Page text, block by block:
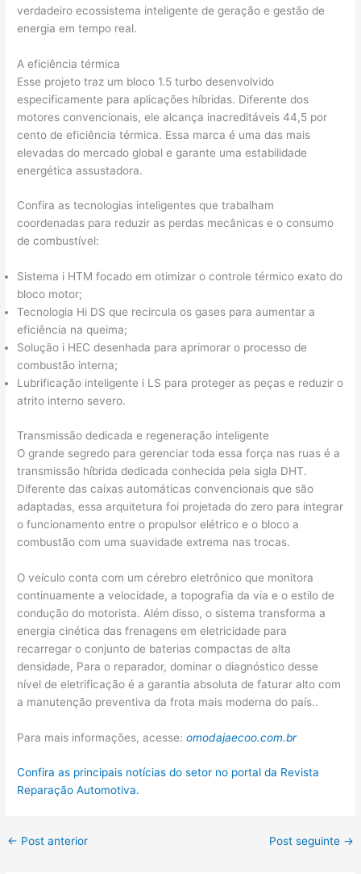
verdadeiro ecossistema inteligente de geração e gestão de
energia em tempo real.
A eficiência térmica
Esse projeto traz um bloco 1.5 turbo desenvolvido
especificamente para aplicações híbridas. Diferente dos
motores convencionais, ele alcança inacreditáveis 44,5 por
cento de eficiência térmica. Essa marca é uma das mais
elevadas do mercado global e garante uma estabilidade
energética assustadora.
Confira as tecnologias inteligentes que trabalham
coordenadas para reduzir as perdas mecânicas e o consumo
de combustível:
Sistema i HTM focado em otimizar o controle térmico exato do
bloco motor;
Tecnologia Hi DS que recircula os gases para aumentar a
eficiência na queima;
Solução i HEC desenhada para aprimorar o processo de
combustão interna;
Lubrificação inteligente i LS para proteger as peças e reduzir o
atrito interno severo.
Transmissão dedicada e regeneração inteligente
O grande segredo para gerenciar toda essa força nas ruas é a
transmissão híbrida dedicada conhecida pela sigla DHT.
Diferente das caixas automáticas convencionais que são
adaptadas, essa arquitetura foi projetada do zero para integrar
o funcionamento entre o propulsor elétrico e o bloco a
combustão com uma suavidade extrema nas trocas.
O veículo conta com um cérebro eletrônico que monitora
continuamente a velocidade, a topografia da via e o estilo de
condução do motorista. Além disso, o sistema transforma a
energia cinética das frenagens em eletricidade para
recarregar o conjunto de baterias compactas de alta
densidade, Para o reparador, dominar o diagnóstico desse
nível de eletrificação é a garantia absoluta de faturar alto com
a manutenção preventiva da frota mais moderna do país..
Para mais informações, acesse:omodajaecoo.com.br
Confira as principais notícias do setor no portal da Revista
Reparação Automotiva.
← Post anterior Post seguinte →